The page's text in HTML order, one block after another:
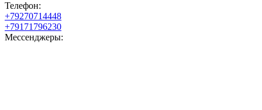
Телефон:
+79270714448
+79171796230
Мессенджеры: